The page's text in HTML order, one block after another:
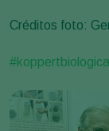
Créditos foto: